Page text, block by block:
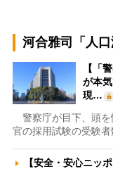
河合雅司「人口
【「
が本
現…
警察庁が目下、頭を
官の採用試験の受験
【安全・安心ニッ